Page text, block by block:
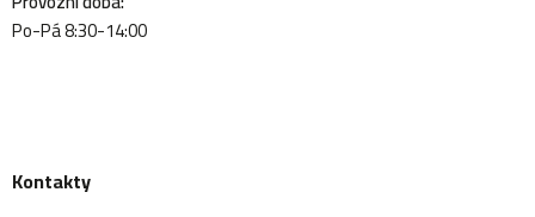
Po-Pá 8:30-14:00
Kontakty